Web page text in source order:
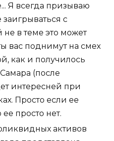
Я всегда призываю
с
в теме это может
вас поднимут на смех
как и получилось
(после
интересней при
Просто если ее
просто нет.
активов